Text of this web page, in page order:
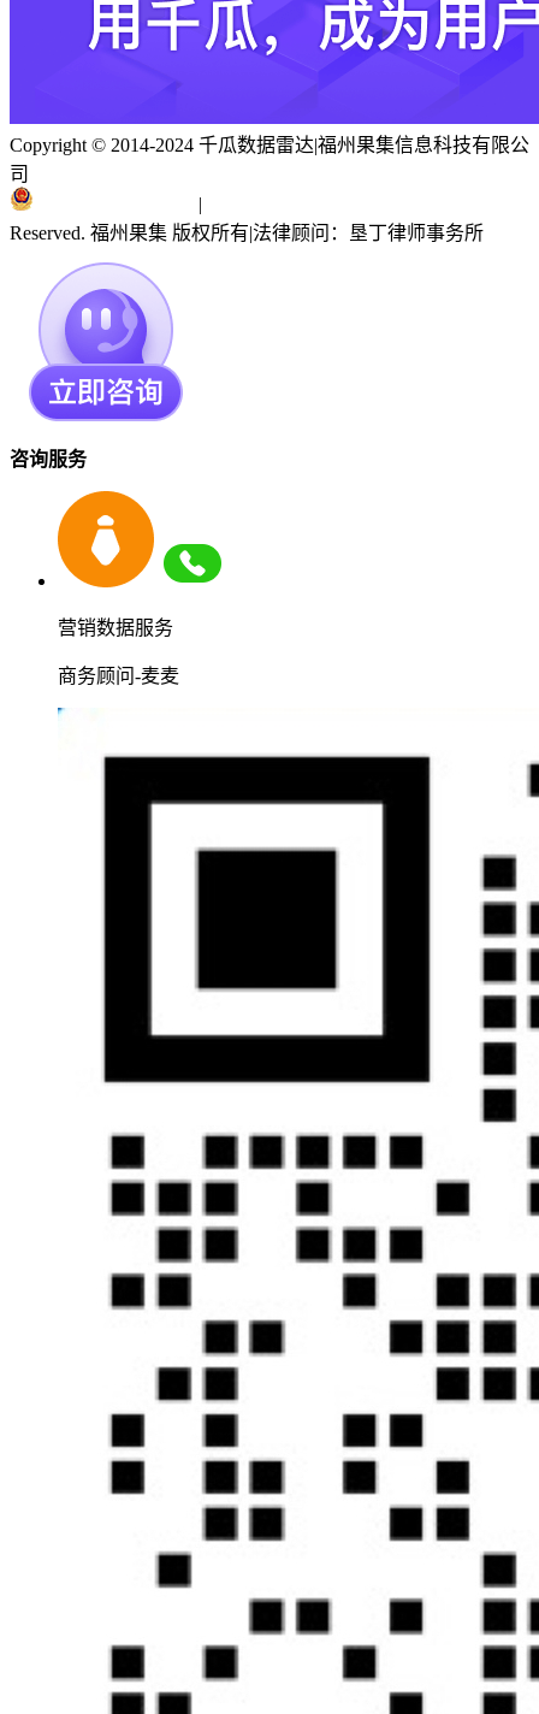
Copyright © 2014-2024 千瓜数据雷达|福州果集信息科技有限公
司
|
Reserved. 福州果集 版权所有|法律顾问：垦丁律师事务所
咨询服务
营销数据服务
商务顾问-麦麦